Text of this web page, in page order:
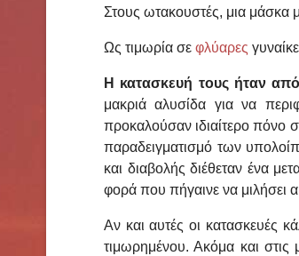
Στους ωτακουστές, μια μάσκα
Ως τιμωρία σε φλύαρες
Η κατασκευή τους ήταν
μακριά αλυσίδα για να
προκαλούσαν ιδιαίτερο πόνο
παραδειγματισμό των
και διαβολής διέθεταν ένα
φορά που πήγαινε να μιλήσει
Αν και αυτές οι κατασκευές
τιμωρημένου. Ακόμα και